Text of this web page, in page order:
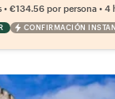
• €134.56 por persona • 4
CONFIRMACIÓN